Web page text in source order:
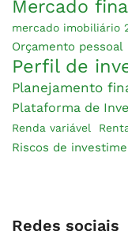
Mercado
mercado imobiliário
Orçamento pessoal
Perfil de
Planejamento
Plataforma de
Renda variável
Riscos de
Redes sociais